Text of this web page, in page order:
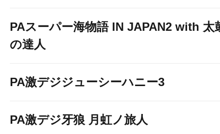
PAスーパー海物語 IN JAPAN2 with 太
の達人
PA激デジジューシーハニー3
PA激デジ牙狼 月虹ノ旅人